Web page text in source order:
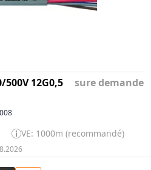
500V 12G0,5 sure demande
VE: 1000m (recommandé)